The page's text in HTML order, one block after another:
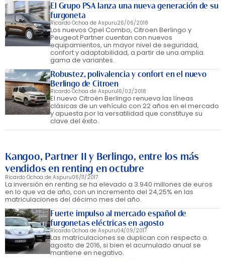
El Grupo PSA lanza una nueva generación de su
furgoneta
Ricardo Ochoa de Aspuru26/06/2018
Los nuevos Opel Combo, Citroen Berlingo y
Peugeot Partner cuentan con nuevos
equipamientos, un mayor nivel de seguridad,
confort y adaptabilidad, a partir de una amplia
gama de variantes.
Robustez, polivalencia y confort en el nuevo
Berlingo de Citroen
Ricardo Ochoa de Aspuru16/02/2018
El nuevo Citroën Berlingo renueva las líneas
clásicas de un vehículo con 22 años en el mercado
y apuesta por la versatilidad que constituye su
clave del éxito.
Kangoo, Partner II y Berlingo, entre los más
vendidos en renting en octubre
Ricardo Ochoa de Aspuru06/11/2017
La inversión en renting se ha elevado a 3.940 millones de euros
en lo que va de año, con un incremento del 24,25% en las
matriculaciones del décimo mes del año.
Fuerte impulso al mercado español de
furgonetas eléctricas en agosto
Ricardo Ochoa de Aspuru04/09/2017
Las matriculaciones se duplican con respecto a
agosto de 2016, si bien el acumulado anual se
mantiene en negativo.